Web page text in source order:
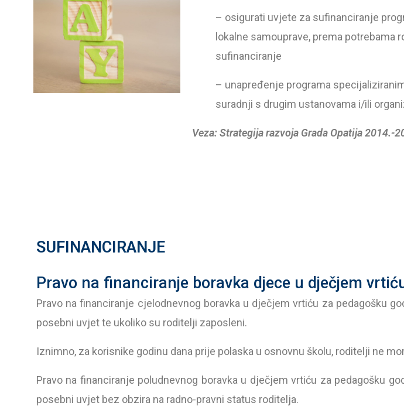
– osigurati uvjete za sufinanciranje
lokalne samouprave, prema potrebama
sufinanciranje
– unapređenje programa
suradnji s drugim ustanovama i/ili
Veza: Strategija razvoja Grada Opatija
SUFINANCIRANJE
Pravo na financiranje boravka djece u dječjem
Pravo na financiranje cjelodnevnog boravka u dječjem vrtiću za pedagošku
posebni uvjet te ukoliko su roditelji zaposleni.
Iznimno, za korisnike godinu dana prije polaska u osnovnu školu, roditelji ne
Pravo na financiranje poludnevnog boravka u dječjem vrtiću za pedagošku
posebni uvjet bez obzira na radno-pravni status roditelja.